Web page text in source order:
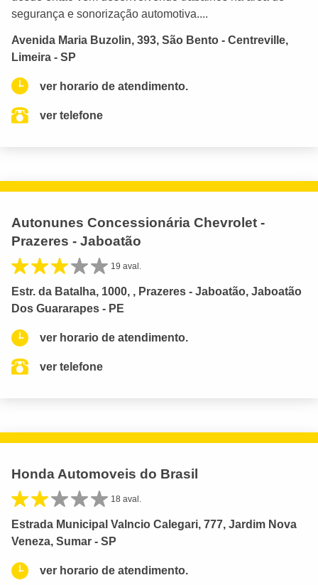
segurança e sonorização automotiva....
Avenida Maria Buzolin, 393, São Bento - Centreville,
Limeira - SP
ver horario de atendimento.
ver telefone
Autonunes Concessionária Chevrolet -
Prazeres - Jaboatão
19 aval.
Estr. da Batalha, 1000, , Prazeres - Jaboatão, Jaboatão
Dos Guararapes - PE
ver horario de atendimento.
ver telefone
Honda Automoveis do Brasil
18 aval.
Estrada Municipal Valncio Calegari, 777, Jardim Nova
Veneza, Sumar - SP
ver horario de atendimento.